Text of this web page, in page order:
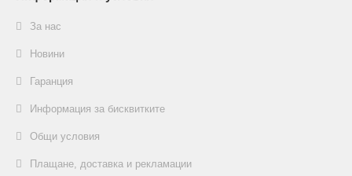
За нас
Новини
Гаранция
Информация за бисквитките
Общи условия
Плащане, доставка и рекламации